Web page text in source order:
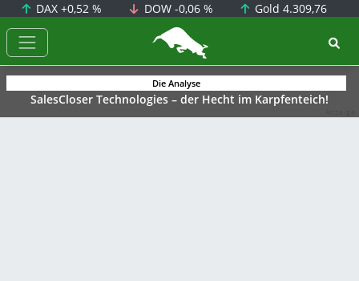
DAX+0,52 % DOW -0,06 % Gold4.309,76
BörsenNEWS.de
Die Analyse
SalesCloser Technologies – der Hecht im Karpfenteich!